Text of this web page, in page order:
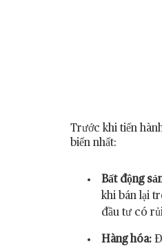
Trước khi tiến
biến nhất:
Bất động
khi bán lại
đầu tư có
Hàng hóa: